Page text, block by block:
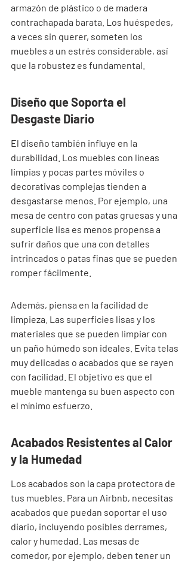
armazón de plástico o de madera
contrachapada barata. Los huéspedes,
a veces sin querer, someten los
muebles a un estrés considerable, así
que la robustez es fundamental.
Diseño que Soporta el
Desgaste Diario
El diseño también influye en la
durabilidad. Los muebles con líneas
limpias y pocas partes móviles o
decorativas complejas tienden a
desgastarse menos. Por ejemplo, una
mesa de centro con patas gruesas y una
superficie lisa es menos propensa a
sufrir daños que una con detalles
intrincados o patas finas que se pueden
romper fácilmente.
Además, piensa en la facilidad de
limpieza. Las superficies lisas y los
materiales que se pueden limpiar con
un paño húmedo son ideales. Evita telas
muy delicadas o acabados que se rayen
con facilidad. El objetivo es que el
mueble mantenga su buen aspecto con
el mínimo esfuerzo.
Acabados Resistentes al Calor
y la Humedad
Los acabados son la capa protectora de
tus muebles. Para un Airbnb, necesitas
acabados que puedan soportar el uso
diario, incluyendo posibles derrames,
calor y humedad. Las mesas de
comedor, por ejemplo, deben tener un